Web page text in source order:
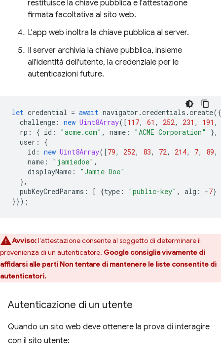
restituisce la chiave pubblica e l'attestazione
firmata facoltativa al sito web.
L'app web inoltra la chiave pubblica al server.
Il server archivia la chiave pubblica, insieme
all'identità dell'utente, la credenziale per le
autenticazioni future.
let credential = await navigator .credentials .create({
challenge : new Uint8Array([117, 61 , 252, 231 , 191 ,
rp : { id : "acme.com" , name : "ACME Corporation"
},
user :
{
id : new Uint8Array([79, 252, 83, 72, 214, 7, 89,
name : "jamiedoe" ,
displayName :
"Jamie Doe"
},
pubKeyCredParams : [ {type : "public-key" , alg : -7}
}});
Avviso:l'attestazione consente al soggetto di determinare il
provenienza di un autenticatore. Google consiglia vivamente di
affidarsi alle parti Non tentare di mantenere le liste consentite di
autenticatori.
Autenticazione di un utente
Quando un sito web deve ottenere la prova di interagire
con il sito utente: